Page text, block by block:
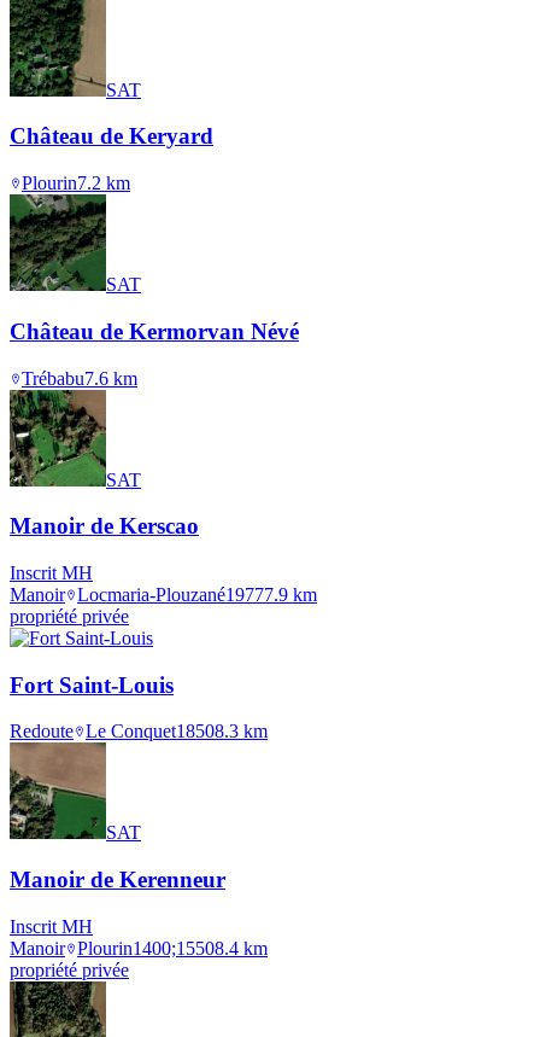
SAT
Château de Keryard
Plourin7.2 km
SAT
Château de Kermorvan Névé
Trébabu7.6 km
SAT
Manoir de Kerscao
Inscrit MH
Manoir Locmaria-Plouzané19777.9 km
propriété privée
Fort Saint-Louis
Redoute Le Conquet18508.3 km
SAT
Manoir de Kerenneur
Inscrit MH
Manoir Plourin1400;15508.4 km
propriété privée